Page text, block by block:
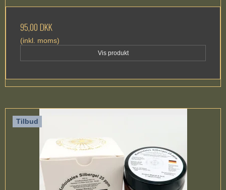
95,00 DKK
(inkl. moms)
Vis produkt
Tilbud